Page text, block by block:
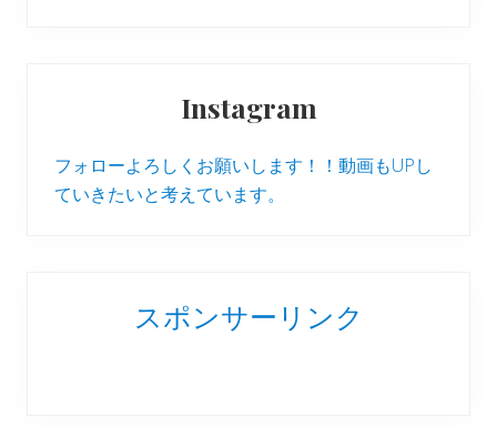
Instagram
フォローよろしくお願いします！！動画もUPし
ていきたいと考えています。
スポンサーリンク